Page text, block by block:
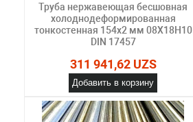
Труба нержавеющая бесшовная
холоднодеформированная
тонкостенная 154х2 мм 08Х18Н10
DIN 17457
311 941,62 UZS
Добавить в корзину